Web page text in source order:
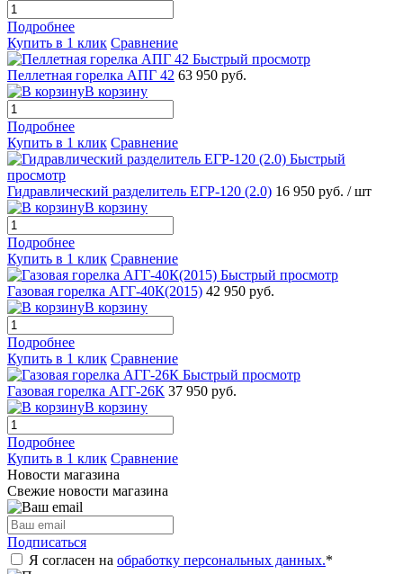
Подробнее
Купить в 1 клик Сравнение
Быстрый просмотр
Пеллетная горелка АПГ 42 63 950 руб.
В корзину
Подробнее
Купить в 1 клик Сравнение
Быстрый
просмотр
Гидравлический разделитель ЕГР-120 (2.0) 16 950 руб. / шт
В корзину
Подробнее
Купить в 1 клик Сравнение
Быстрый просмотр
Газовая горелка АГГ-40К(2015) 42 950 руб.
В корзину
Подробнее
Купить в 1 клик Сравнение
Быстрый просмотр
Газовая горелка АГГ-26К 37 950 руб.
В корзину
Подробнее
Купить в 1 клик Сравнение
Новости магазина
Свежие новости магазина
Подписаться
Я согласен на обработку персональных данных.*